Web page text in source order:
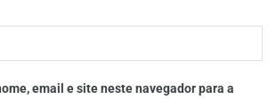
email e site neste navegador para a